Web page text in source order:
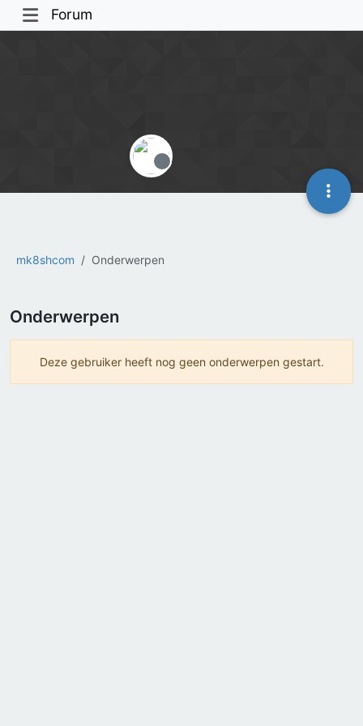
Forum
mk8shcom Onderwerpen
Offline
Onderwerpen
Deze gebruiker heeft nog geen onderwerpen gestart.